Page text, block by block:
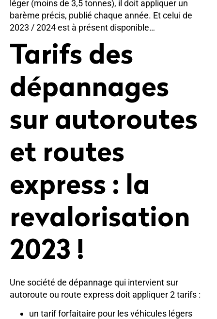
léger (moins de 3,5 tonnes), il doit appliquer un
barème précis, publié chaque année. Et celui de
2023 / 2024 est à présent disponible…
Tarifs des
dépannages
sur autoroutes
et routes
express : la
revalorisation
2023 !
Une société de dépannage qui intervient sur
autoroute ou route express doit appliquer 2 tarifs :
un tarif forfaitaire pour les véhicules légers